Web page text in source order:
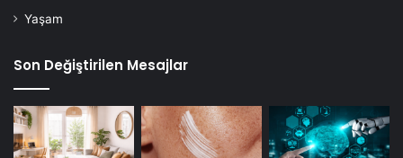
Yaşam
Son Değiştirilen Mesajlar